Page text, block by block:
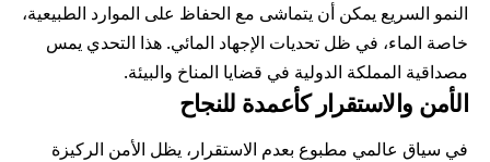
النمو السريع يمكن أن يتماشى مع الحفاظ على الموارد الطبيعية،
خاصة الماء، في ظل تحديات الإجهاد المائي. هذا التحدي يمس
مصداقية المملكة الدولية في قضايا المناخ والبيئة.
الأمن والاستقرار كأعمدة للنجاح
في سياق عالمي مطبوع بعدم الاستقرار، يظل الأمن الركيزة